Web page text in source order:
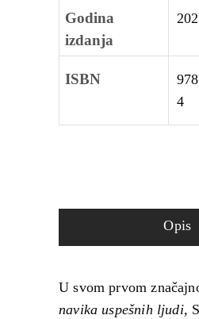
Godina
izdanja
ISBN
4
Opis
U svom prvom
navika uspešnih ljudi,